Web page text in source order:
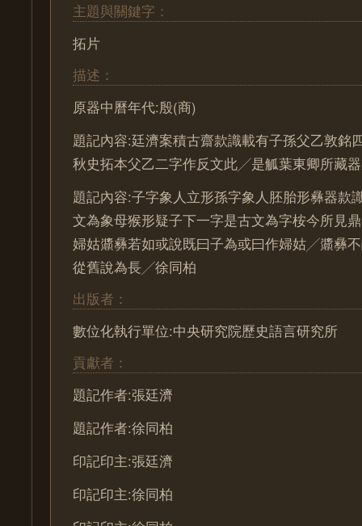
主題與關鍵字：
拓片
描述：
原器中曆年代:殷(商)
題記內容:廷濟案積古齋款識載有子孫父乙敦
秋史拓本父乙二字作反文此╱是觚葉東卿所藏
題記內容:子字象人立形孫字象人胚胎形彝器
文為象母猴形疑子下一字是古文為字桉今所見
婦姑䵼彝若如或說既曰子為或曰作婦姑╱䵼彝
從舊說為長╱徐同柏
出版者：
數位化執行單位:中央研究院歷史語言研究所
貢獻者：
題記作者:張廷濟
題記作者:徐同柏
印記印主:張廷濟
印記印主:徐同柏